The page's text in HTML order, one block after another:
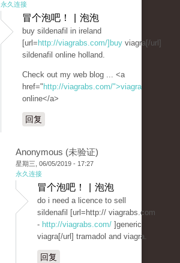
永久连接
冒个泡吧！ | 泡泡
buy sildenafil in ireland
[url= http://viagrabs.com/]buy viagra[/url]
sildenafil online holland.
Check out my web blog ... <a
href=" http://viagrabs.com/">viagra
online</a>
回复
Anonymous (未验证)
星期三, 06/05/2019 - 17:27
永久连接
冒个泡吧！ | 泡泡
do i need a licence to sell
sildenafil [url=http:// viagrabs.com
- http://viagrabs.com/ ]generic
viagra[/url] tramadol and viagra.
回复